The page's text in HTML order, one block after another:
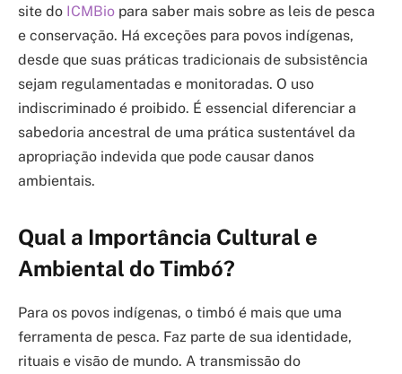
site do ICMBio para saber mais sobre as leis de pesca
e conservação. Há exceções para povos indígenas,
desde que suas práticas tradicionais de subsistência
sejam regulamentadas e monitoradas. O uso
indiscriminado é proibido. É essencial diferenciar a
sabedoria ancestral de uma prática sustentável da
apropriação indevida que pode causar danos
ambientais.
Qual a Importância Cultural e
Ambiental do Timbó?
Para os povos indígenas, o timbó é mais que uma
ferramenta de pesca. Faz parte de sua identidade,
rituais e visão de mundo. A transmissão do